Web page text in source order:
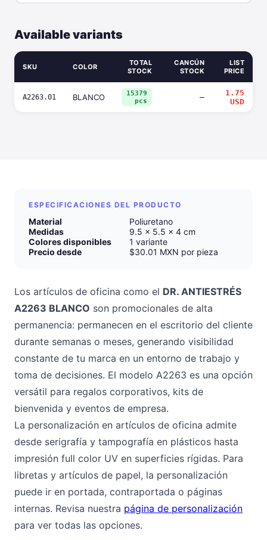
Available variants
SKU COLOR
TOTAL
STOCK
CANCÚN
STOCK
LIST
PRICE
A2263.01 BLANCO
15379
pcs
—
1.75
USD
ESPECIFICACIONES DEL PRODUCTO
Material
Poliuretano
Medidas
9.5 x 5.5 x 4 cm
Colores disponibles
1 variante
Precio desde
$30.01 MXN por pieza
Los artículos de oficina como el DR. ANTIESTRÉS
A2263 BLANCO son promocionales de alta
permanencia: permanecen en el escritorio del cliente
durante semanas o meses, generando visibilidad
constante de tu marca en un entorno de trabajo y
toma de decisiones. El modelo A2263 es una opción
versátil para regalos corporativos, kits de
bienvenida y eventos de empresa.
La personalización en artículos de oficina admite
desde serigrafía y tampografía en plásticos hasta
impresión full color UV en superficies rígidas. Para
libretas y artículos de papel, la personalización
puede ir en portada, contraportada o páginas
internas. Revisa nuestra página de personalización
para ver todas las opciones.